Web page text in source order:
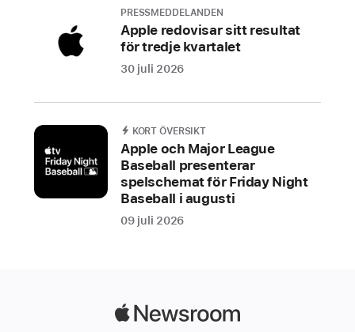
PRESSMEDDELANDEN
Apple redovisar sitt resultat
för tredje kvartalet
30 juli 2026
KORT ÖVERSIKT
Apple och Major League
Baseball presenterar
spelschemat för Friday Night
Baseball i augusti
09 juli 2026